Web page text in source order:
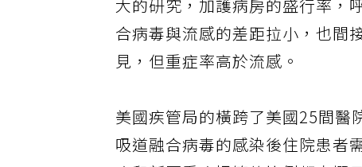
大的研究，加護病房的盛行率，
合病毒與流感的差距拉小，也間
見，但重症率高於流感。
美國疾管局的橫跨了美國25間醫
吸道融合病毒的感染後住院患者